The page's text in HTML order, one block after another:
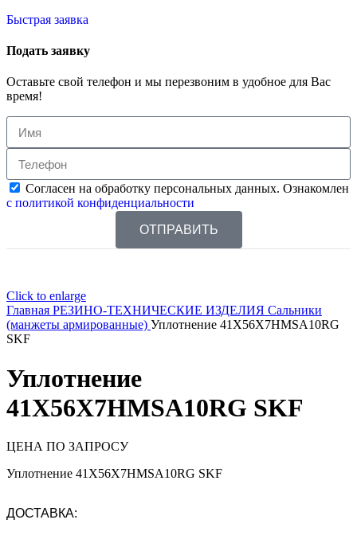
Быстрая заявка
Подать заявку
Оставьте свой телефон и мы перезвоним в удобное для Вас
время!
Согласен на обработку персональных данных. Ознакомлен
с политикой конфиденциальности
ОТПРАВИТЬ
Click to enlarge
Главная РЕЗИНО-ТЕХНИЧЕСКИЕ ИЗДЕЛИЯ Сальники
(манжеты армированные) Уплотнение 41X56X7HMSA10RG
SKF
Уплотнение
41X56X7HMSA10RG SKF
ЦЕНА ПО ЗАПРОСУ
Уплотнение 41X56X7HMSA10RG SKF
ДОСТАВКА: